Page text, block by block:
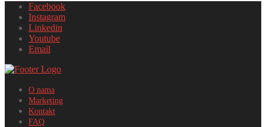
Facebook
Instagram
Linkedin
Youtube
Email
O nama
Marketing
Kontakt
FAQ